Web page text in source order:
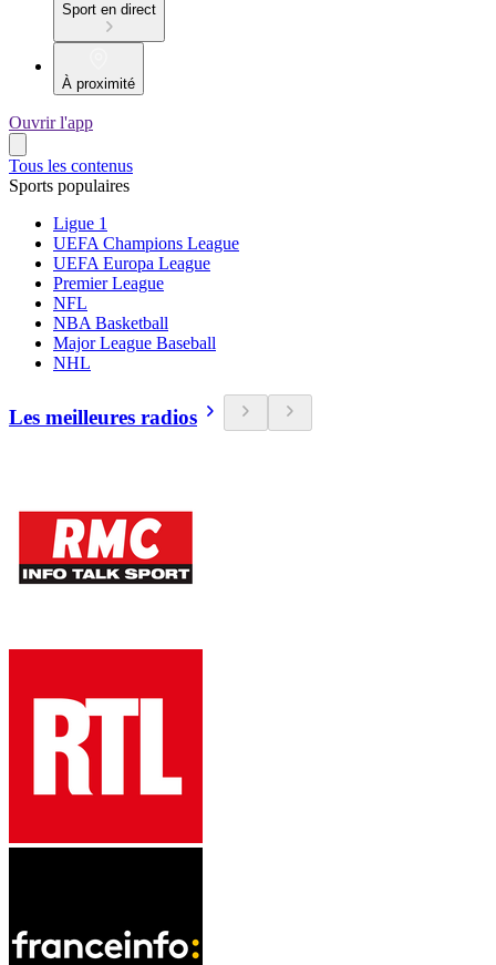
Sport en direct
À proximité
Ouvrir l'app
Tous les contenus
Sports populaires
Ligue 1
UEFA Champions League
UEFA Europa League
Premier League
NFL
NBA Basketball
Major League Baseball
NHL
Les meilleures radios